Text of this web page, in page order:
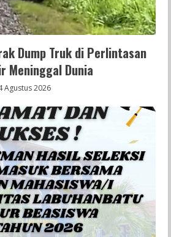
Dump Truk di Perlintasan
Meninggal Dunia
Agustus 2026